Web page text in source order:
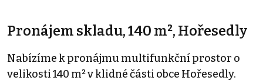
Pronájem skladu, 140 m², Hořesedly
Nabízíme k pronájmu multifunkční prostor o
velikosti 140 m² v klidné části obce Hořesedly.